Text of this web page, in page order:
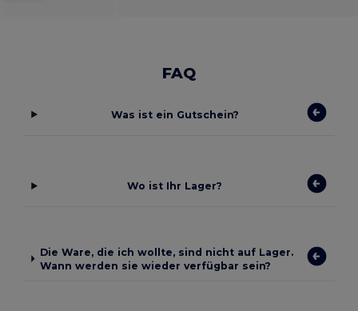
FAQ
Was ist ein Gutschein?
Wo ist Ihr Lager?
Die Ware, die ich wollte, sind nicht auf Lager.
Wann werden sie wieder verfügbar sein?